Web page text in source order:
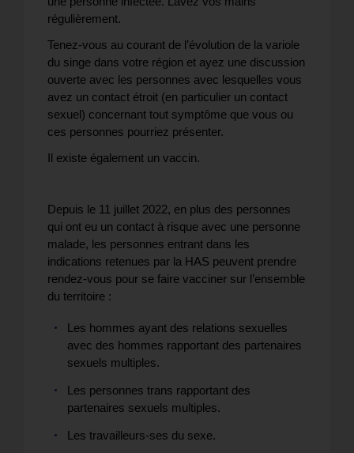
régulièrement.
Tenez-vous au courant de l’évolution de la variole
du singe dans votre région et ayez une discussion
ouverte avec les personnes avec lesquelles vous
avez un contact étroit (en particulier un contact
sexuel) concernant tout symptôme que vous ou
ces personnes pourriez présenter.
Il existe également un vaccin.
Depuis le 11 juillet 2022, en plus des personnes
qui ont eu un contact à risque avec une personne
malade, les personnes entrant dans les
indications retenues par la HAS peuvent prendre
rendez-vous pour se faire vacciner sur l’ensemble
du territoire :
Les hommes ayant des relations sexuelles
avec des hommes rapportant des partenaires
sexuels multiples.
Les personnes trans rapportant des
partenaires sexuels multiples.
Les travailleurs-ses du sexe.